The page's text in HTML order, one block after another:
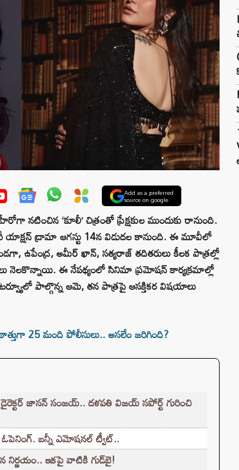
Add as a preferred
source on google
నటించిన ‘కూలీ’ చిత్రంతో ప్రేక్షకుల ముందుకు రానుంది.
యాక్షన్ డ్రామా ఆగస్టు 14న విడుదల కానుంది. ఈ మూవీలో
ఉపేంద్ర, అమీర్ ఖాన్, సత్యరాజ్ తదితరులు కీలక పాత్రల్లో
నెలకొన్నాయి. ఈ నేపథ్యంలో సినిమా ప్రమోషన్ కార్యక్రమాల్లో
పాల్గొన్న ఆమె, తన పాత్రపై ఆసక్తికర విషయాలు
25 మంది పోలీసులు.. అసలేం జరిగింది?
డైరెక్టర్‌ జాసన్ సంజయ్.. దళపతి విజయ్ సపోర్ట్ గురించి
ఓపెనింగ్. బన్నీ ఎమోషనల్ ట్వీట్..
నిర్ణయం.. ఇకపై వాటికి గుడ్‌బై!